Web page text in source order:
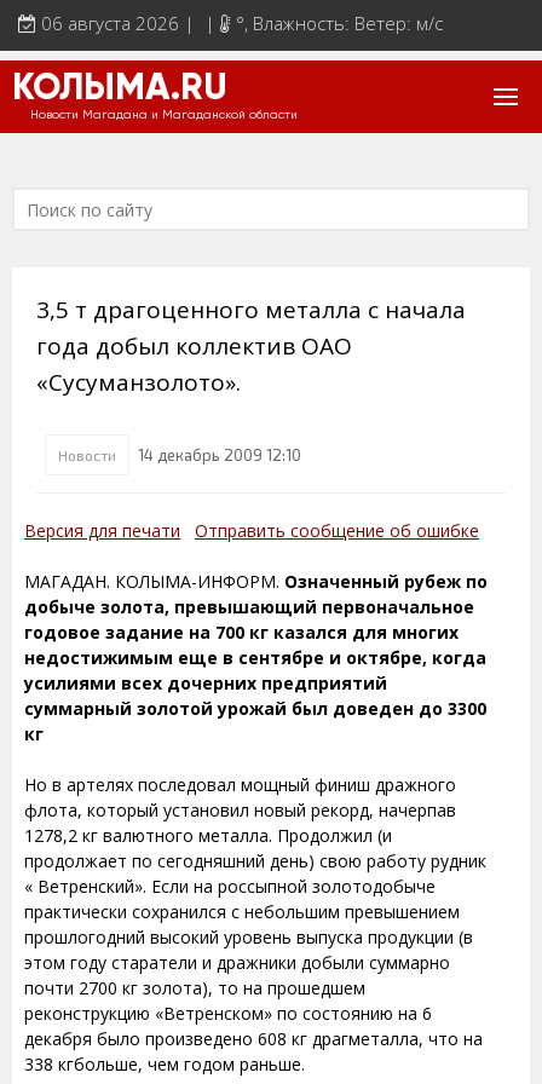
06 августа 2026 | | °, Влажность: Ветер: м/с
КОЛЫМА.RU
Новости Магадана и Магаданской области
3,5 т драгоценного металла с начала
года добыл коллектив ОАО
«Сусуманзолото».
Новости 14 декабрь 2009 12:10
Версия для печати Отправить сообщение об ошибке
МАГАДАН. КОЛЫМА-ИНФОРМ. Означенный рубеж по
добыче золота, превышающий первоначальное
годовое задание на 700 кг казался для многих
недостижимым еще в сентябре и октябре, когда
усилиями всех дочерних предприятий
суммарный золотой урожай был доведен до 3300
кг
Но в артелях последовал мощный финиш дражного
флота, который установил новый рекорд, начерпав
1278,2 кг валютного металла. Продолжил (и
продолжает по сегодняшний день) свою работу рудник
« Ветренский». Если на россыпной золотодобыче
практически сохранился с небольшим превышением
прошлогодний высокий уровень выпуска продукции (в
этом году старатели и дражники добыли суммарно
почти 2700 кг золота), то на прошедшем
реконструкцию «Ветренском» по состоянию на 6
декабря было произведено 608 кг драгметалла, что на
338 кгбольше, чем годом раньше.